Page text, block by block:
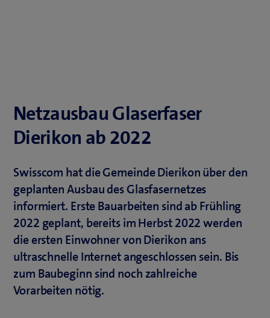
Netzausbau Glaserfaser
Dierikon ab 2022
Swisscom hat die Gemeinde Dierikon über den
geplanten Ausbau des Glasfasernetzes
informiert. Erste Bauarbeiten sind ab Frühling
2022 geplant, bereits im Herbst 2022 werden
die ersten Einwohner von Dierikon ans
ultraschnelle Internet angeschlossen sein. Bis
zum Baubeginn sind noch zahlreiche
Vorarbeiten nötig.